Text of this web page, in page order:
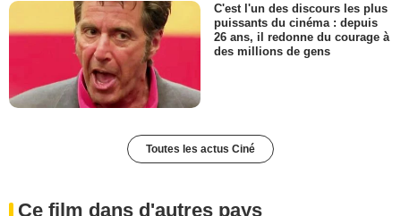
C'est l'un des discours les plus
puissants du cinéma : depuis
26 ans, il redonne du courage à
des millions de gens
Toutes les actus Ciné
Ce film dans d'autres pays